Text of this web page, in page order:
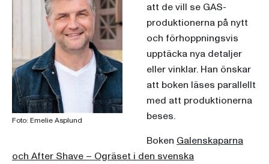
Foto: Emelie Asplund
att de vill se GAS-
produktionerna på nytt
och förhoppningsvis
upptäcka nya detaljer
eller vinklar. Han önskar
att boken läses parallellt
med att produktionerna
beses.
Boken Galenskaparna
och After Shave – Ogräset i den svenska